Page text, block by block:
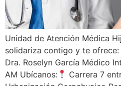
Unidad de Atención Médica
solidariza contigo y te ofrece:
Dra. Roselyn García Médico
AM Ubícanos:
Carrera 7